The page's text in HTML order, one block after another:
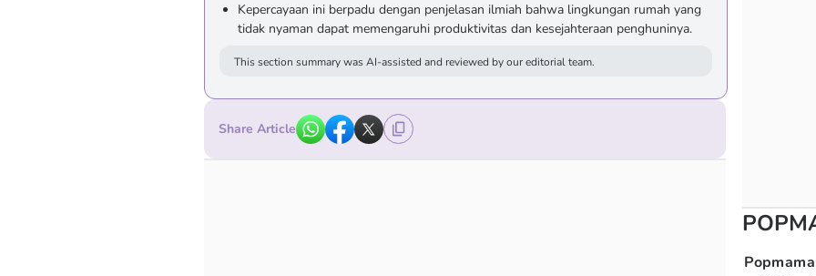
Kepercayaan ini berpadu dengan penjelasan ilmiah bahwa lingkungan rumah yang
tidak nyaman dapat memengaruhi produktivitas dan kesejahteraan penghuninya.
This section summary was AI-assisted and reviewed by our editorial team.
Share Article